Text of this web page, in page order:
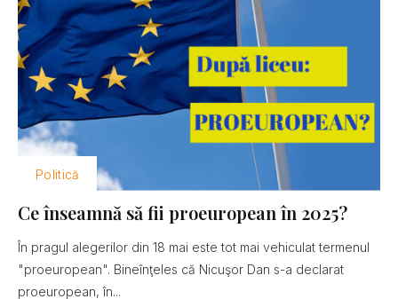
Politică
Ce înseamnă să fii proeuropean în 2025?
În pragul alegerilor din 18 mai este tot mai vehiculat termenul
"proeuropean". Bineînţeles că Nicuşor Dan s-a declarat
proeuropean, în...